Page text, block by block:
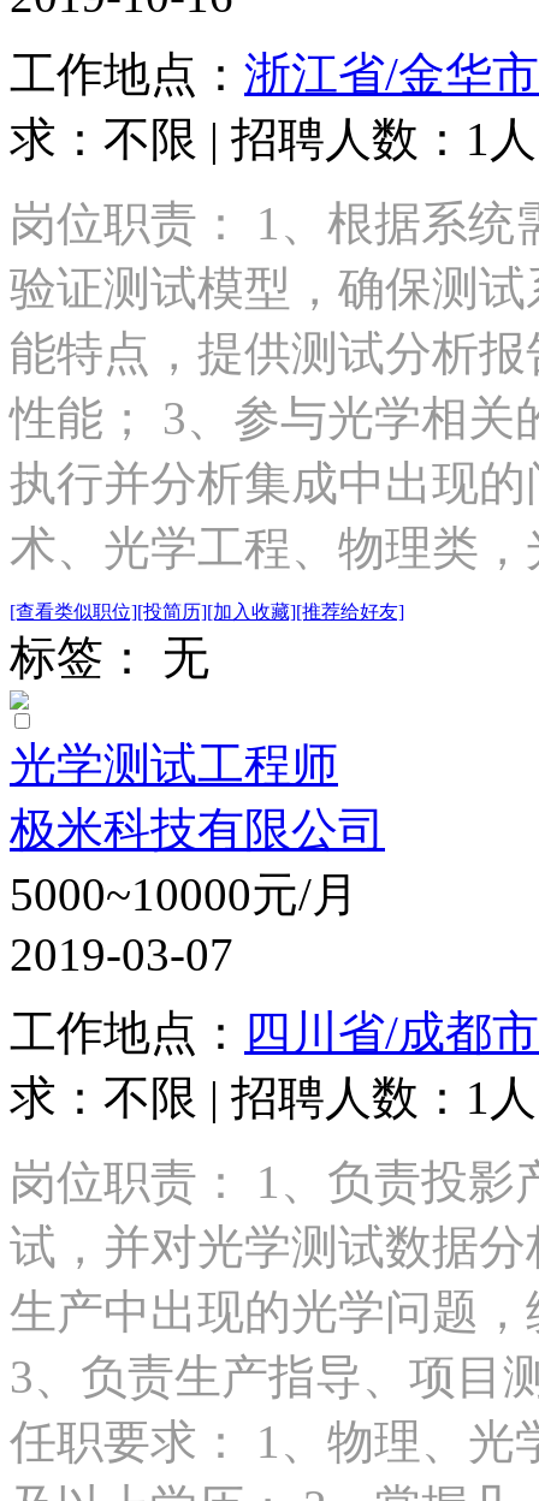
工作地点： 浙江省/金华市
求：不限 | 招聘人数：1
岗位职责： 1、根据系
验证测试模型，确保测
能特点，提供测试分析
性能； 3、参与光学相关
执行并分析集成中出现
术、光学工程、物理类，
[查看类似职位][投简历][加入收藏][推荐给好友]
标签： 无
光学测试工程师
极米科技有限公司
5000~10000元/月
2019-03-07
工作地点： 四川省/成都市
求：不限 | 招聘人数：1
岗位职责： 1、负责投
试，并对光学测试数据
生产中出现的光学问题
3、负责生产指导、项目
任职要求： 1、物理、光